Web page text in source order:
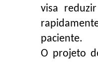
visa
paciente.
O projeto